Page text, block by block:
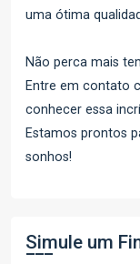
uma ótima
Não perca mais
Entre em contato
conhecer essa
Estamos prontos
sonhos!
Simule um